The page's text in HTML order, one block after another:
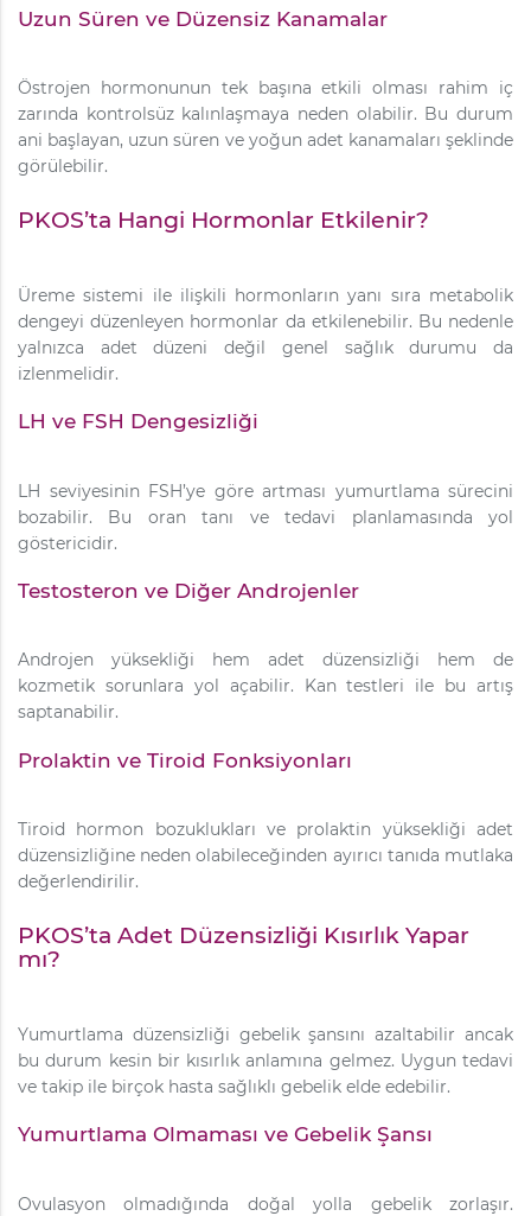
Uzun Süren ve Düzensiz Kanamalar
Östrojen hormonunun tek başına etkili olması rahim iç
zarında kontrolsüz kalınlaşmaya neden olabilir. Bu durum
ani başlayan, uzun süren ve yoğun adet kanamaları şeklinde
görülebilir.
PKOS’ta Hangi Hormonlar Etkilenir?
Üreme sistemi ile ilişkili hormonların yanı sıra metabolik
dengeyi düzenleyen hormonlar da etkilenebilir. Bu nedenle
yalnızca adet düzeni değil genel sağlık durumu da
izlenmelidir.
LH ve FSH Dengesizliği
LH seviyesinin FSH’ye göre artması yumurtlama sürecini
bozabilir. Bu oran tanı ve tedavi planlamasında yol
göstericidir.
Testosteron ve Diğer Androjenler
Androjen yüksekliği hem adet düzensizliği hem de
kozmetik sorunlara yol açabilir. Kan testleri ile bu artış
saptanabilir.
Prolaktin ve Tiroid Fonksiyonları
Tiroid hormon bozuklukları ve prolaktin yüksekliği adet
düzensizliğine neden olabileceğinden ayırıcı tanıda mutlaka
değerlendirilir.
PKOS’ta Adet Düzensizliği Kısırlık Yapar
mı?
Yumurtlama düzensizliği gebelik şansını azaltabilir ancak
bu durum kesin bir kısırlık anlamına gelmez. Uygun tedavi
ve takip ile birçok hasta sağlıklı gebelik elde edebilir.
Yumurtlama Olmaması ve Gebelik Şansı
Ovulasyon olmadığında doğal yolla gebelik zorlaşır.